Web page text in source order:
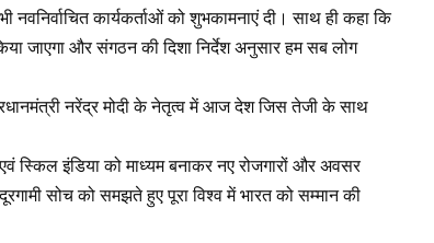
नवनिर्वाचित कार्यकर्ताओं को शुभकामनाएं दी। साथ ही कहा कि
जाएगा और संगठन की दिशा निर्देश अनुसार हम सब लोग
नरेंद्र मोदी के नेतृत्व में आज देश जिस तेजी के साथ
इंडिया को माध्यम बनाकर नए रोजगारों और अवसर
सोच को समझते हुए पूरा विश्व में भारत को सम्मान की